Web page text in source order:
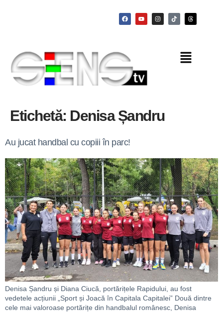
Etichetă: Denisa Șandru
Au jucat handbal cu copiii în parc!
Denisa Șandru și Diana Ciucă, portărițele Rapidului, au fost
vedetele acțiunii „Sport și Joacă în Capitala Capitalei” Două dintre
cele mai valoroase portărițe din handbalul românesc, Denisa